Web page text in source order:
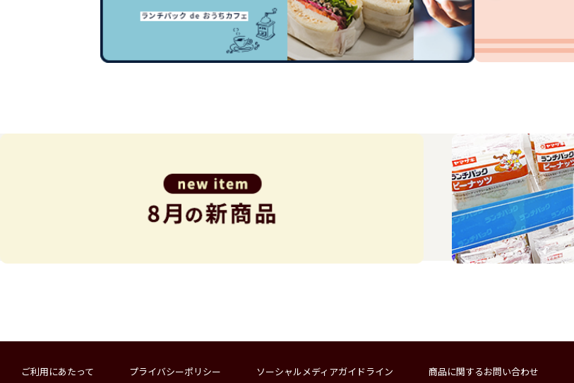
ご利用にあたって プライバシーポリシー ソーシャルメディアガイドライン 商品に関するお問い合わせ